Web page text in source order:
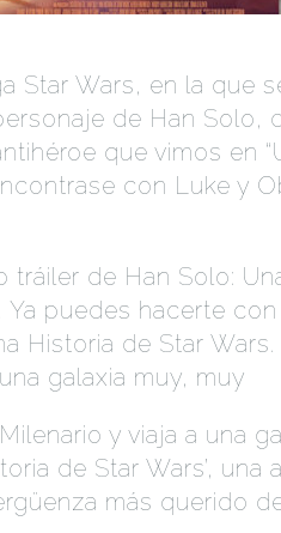
Star Wars, en la que
de Han Solo,
que vimos en
con Luke y
tráiler de Han Solo:
puedes hacerte
Historia de Star
galaxia muy, muy
y viaja a una
de Star Wars’,
más querido